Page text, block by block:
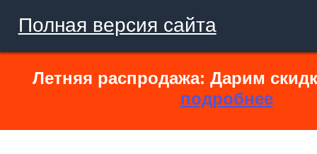
Полная версия сайта
Летняя распродажа: Дарим
подробнее